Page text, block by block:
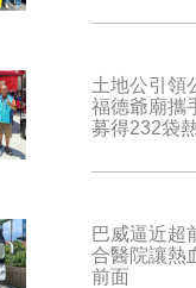
土地公引領
福德爺廟攜
募得232袋
巴威逼近超
合醫院讓熱
前面